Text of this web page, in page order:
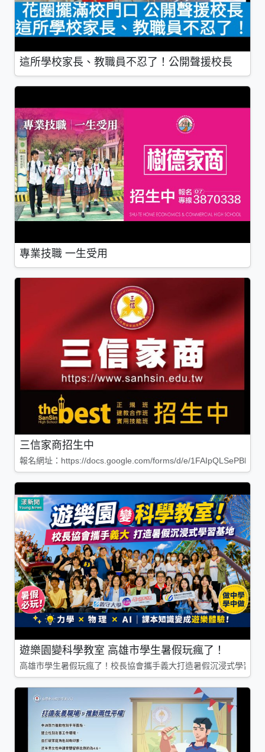
這所學校家長、教職員不忍了！公開聲援校長
專業技職 一生受用
三信家商招生中
報名網址：https://docs.google.com/forms/d/e/
遊樂園變科學教室 高雄市學生暑假玩瘋了！
高雄市學生暑假玩瘋了！校長協會攜手義大打造暑假沉浸式學習基